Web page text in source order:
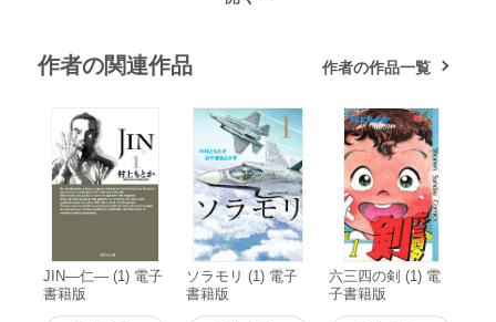
作者の関連作品 作者の作品一覧
JIN―仁― (1) 電子
書籍版
ソラモリ (1) 電子
書籍版
六三四の剣 (1) 電
子書籍版